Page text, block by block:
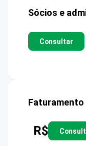
Sócios e
Consultar
Faturamento
R$